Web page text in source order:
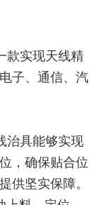
款实现天线精
子、通信、汽
治具能够实现
，确保贴合位
供坚实保障。